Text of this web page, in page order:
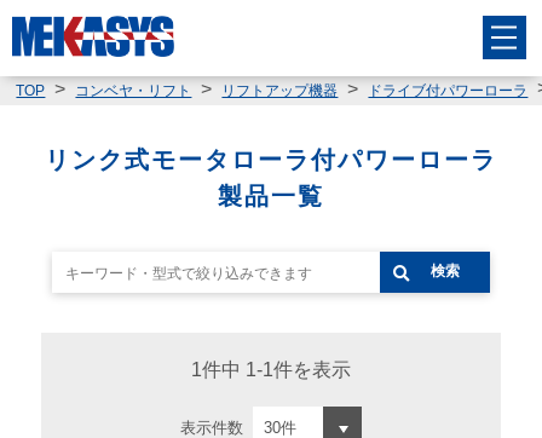
TOP コンベヤ・リフト リフトアップ機器 ドライブ付パワーローラ
リンク式モータローラ付パワーローラ
製品一覧
検索
1件中 1-1件を表示
表示件数